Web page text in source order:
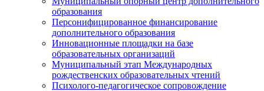
образования
Персонифицированное финансирование
дополнительного образования
Инновационные площадки на базе
образовательных организаций
Муниципальный этап Международных
рождественских образовательных чтений
Психолого-педагогическое сопровождение